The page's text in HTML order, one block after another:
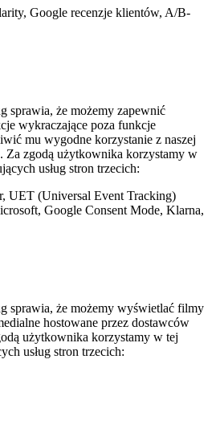
Google recenzje klientów, A/B-
sprawia, że możemy zapewnić
wykraczające poza funkcje
mu wygodne korzystanie z naszej
Za zgodą użytkownika korzystamy w
usług stron trzecich:
UET (Universal Event Tracking)
Google Consent Mode, Klarna,
sprawia, że możemy wyświetlać filmy
hostowane przez dostawców
użytkownika korzystamy w tej
usług stron trzecich: